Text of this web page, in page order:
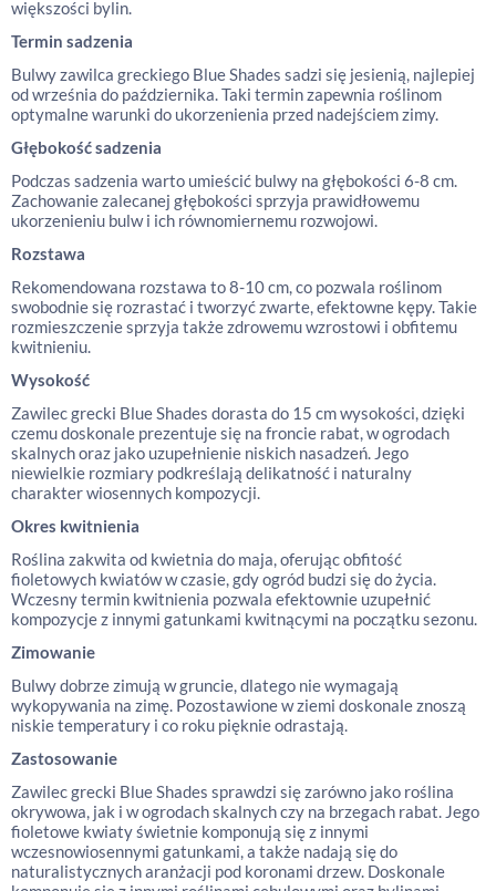
większości bylin.
Termin sadzenia
Bulwy zawilca greckiego Blue Shades sadzi się jesienią, najlepiej
od września do października. Taki termin zapewnia roślinom
optymalne warunki do ukorzenienia przed nadejściem zimy.
Głębokość sadzenia
Podczas sadzenia warto umieścić bulwy na głębokości 6-8 cm.
Zachowanie zalecanej głębokości sprzyja prawidłowemu
ukorzenieniu bulw i ich równomiernemu rozwojowi.
Rozstawa
Rekomendowana rozstawa to 8-10 cm, co pozwala roślinom
swobodnie się rozrastać i tworzyć zwarte, efektowne kępy. Takie
rozmieszczenie sprzyja także zdrowemu wzrostowi i obfitemu
kwitnieniu.
Wysokość
Zawilec grecki Blue Shades dorasta do 15 cm wysokości, dzięki
czemu doskonale prezentuje się na froncie rabat, w ogrodach
skalnych oraz jako uzupełnienie niskich nasadzeń. Jego
niewielkie rozmiary podkreślają delikatność i naturalny
charakter wiosennych kompozycji.
Okres kwitnienia
Roślina zakwita od kwietnia do maja, oferując obfitość
fioletowych kwiatów w czasie, gdy ogród budzi się do życia.
Wczesny termin kwitnienia pozwala efektownie uzupełnić
kompozycje z innymi gatunkami kwitnącymi na początku sezonu.
Zimowanie
Bulwy dobrze zimują w gruncie, dlatego nie wymagają
wykopywania na zimę. Pozostawione w ziemi doskonale znoszą
niskie temperatury i co roku pięknie odrastają.
Zastosowanie
Zawilec grecki Blue Shades sprawdzi się zarówno jako roślina
okrywowa, jak i w ogrodach skalnych czy na brzegach rabat. Jego
fioletowe kwiaty świetnie komponują się z innymi
wczesnowiosennymi gatunkami, a także nadają się do
naturalistycznych aranżacji pod koronami drzew. Doskonale